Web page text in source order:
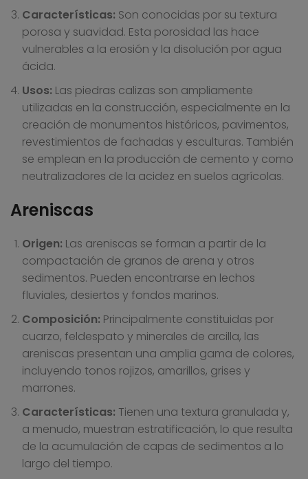
Características: Son conocidas por su textura
porosa y suavidad. Esta porosidad las hace
vulnerables a la erosión y la disolución por agua
ácida.
Usos: Las piedras calizas son ampliamente
utilizadas en la construcción, especialmente en la
creación de monumentos históricos, pavimentos,
revestimientos de fachadas y esculturas. También
se emplean en la producción de cemento y como
neutralizadores de la acidez en suelos agrícolas.
Areniscas
Origen: Las areniscas se forman a partir de la
compactación de granos de arena y otros
sedimentos. Pueden encontrarse en lechos
fluviales, desiertos y fondos marinos.
Composición: Principalmente constituidas por
cuarzo, feldespato y minerales de arcilla, las
areniscas presentan una amplia gama de colores,
incluyendo tonos rojizos, amarillos, grises y
marrones.
Características: Tienen una textura granulada y,
a menudo, muestran estratificación, lo que resulta
de la acumulación de capas de sedimentos a lo
largo del tiempo.